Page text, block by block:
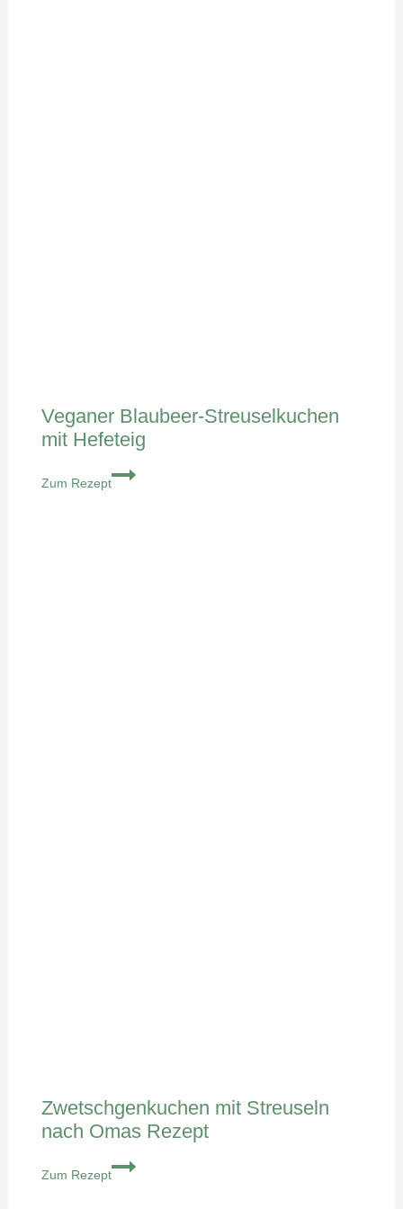
Veganer Blaubeer-Streuselkuchen
mit Hefeteig
Zum Rezept
Veganer
Zwetschgenkuchen mit Streuseln
nach Omas Rezept
Zum Rezept
Zwetschgenkuchen